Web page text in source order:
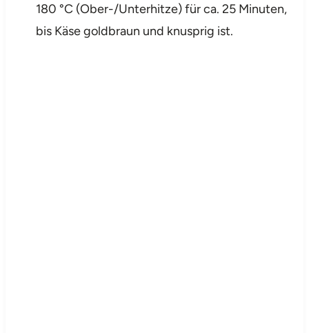
180 °C (Ober-/Unterhitze) für ca. 25 Minuten,
bis Käse goldbraun und knusprig ist.